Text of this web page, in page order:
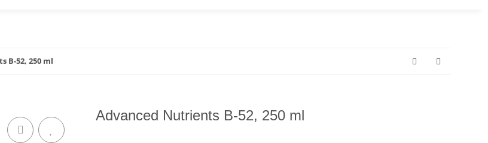
B-52, 250 ml
Advanced Nutrients B-52, 250 ml